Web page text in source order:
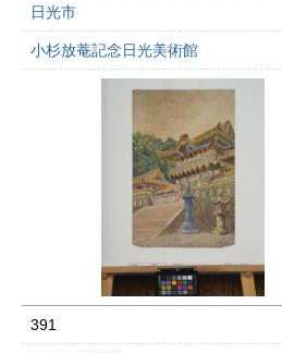
日光市
小杉放菴記念日光美術館
391